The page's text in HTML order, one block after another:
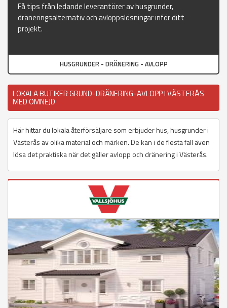
Få tips från ledande leverantörer av husgrunder,
dräneringsalternativ och avloppslösningar inför ditt
projekt.
HUSGRUNDER - DRÄNERING - AVLOPP
LOKALA BUTIKER GRUND-DRÄNERING-AVLOPP I VÄSTERÅS
MED OMNEJD
Här hittar du lokala återförsäljare som erbjuder hus, husgrunder i
Västerås av olika material och märken. De kan i de flesta fall även
lösa det praktiska när det gäller avlopp och dränering i Västerås.